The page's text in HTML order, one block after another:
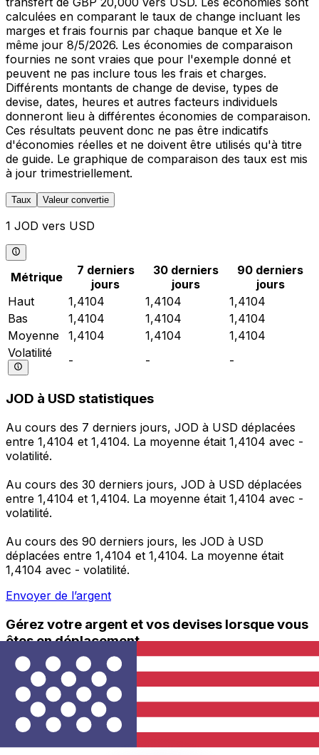
calculées en comparant le taux de change incluant les
marges et frais fournis par chaque banque et Xe le
même jour 8/5/2026. Les économies de comparaison
fournies ne sont vraies que pour l'exemple donné et
peuvent ne pas inclure tous les frais et charges.
Différents montants de change de devise, types de
devise, dates, heures et autres facteurs individuels
donneront lieu à différentes économies de comparaison.
Ces résultats peuvent donc ne pas être indicatifs
d'économies réelles et ne doivent être utilisés qu'à titre
de guide. Le graphique de comparaison des taux est mis
à jour trimestriellement.
Taux Valeur convertie
1 JOD vers USD
Métrique
7 derniers
jours
30 derniers
jours
90 derniers
jours
Haut
1,4104 1,4104
1,4104
Bas
1,4104 1,4104
1,4104
Moyenne
1,4104 1,4104
1,4104
Volatilité
- - -
JOD à USD statistiques
Au cours des 7 derniers jours, JOD à USD déplacées
entre 1,4104 et 1,4104. La moyenne était 1,4104 avec -
volatilité.
Au cours des 30 derniers jours, JOD à USD déplacées
entre 1,4104 et 1,4104. La moyenne était 1,4104 avec -
volatilité.
Au cours des 90 derniers jours, les JOD à USD
déplacées entre 1,4104 et 1,4104. La moyenne était
1,4104 avec - volatilité.
Envoyer de l’argent
Gérez votre argent et vos devises lorsque vous
êtes en déplacement
L'application Xe réunit toutes les fonctionnalités
nécessaires pour vos transferts d'argent internationaux
et la gestion de vos devises. Convertissez des devises,
programmez des alertes de taux et transférez de
l'argent à l'étranger sans frais cachés. Téléchargez